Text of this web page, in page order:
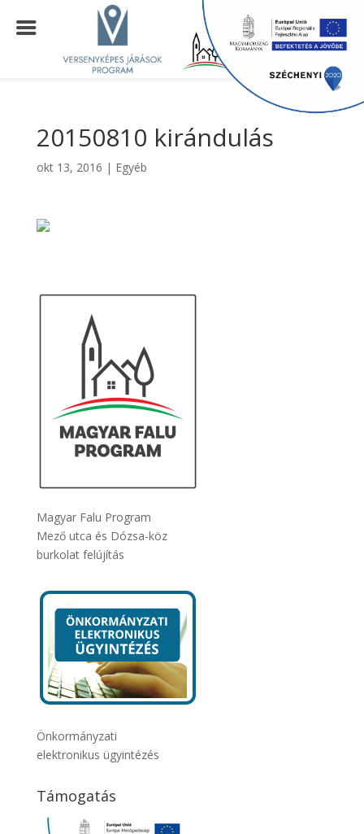
20150810 kirándulás
okt 13, 2016 | Egyéb
Magyar Falu Program
Mező utca és Dózsa-köz
burkolat felújítás
Önkormányzati
elektronikus ügyintézés
Támogatás